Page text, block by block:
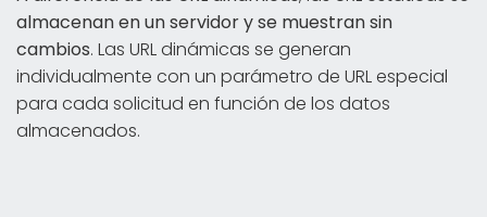
almacenan en un servidory se muestran sin
cambios. Las URL dinámicas se generan
individualmente con un parámetro de URL especial
para cada solicitud en función de los datos
almacenados.